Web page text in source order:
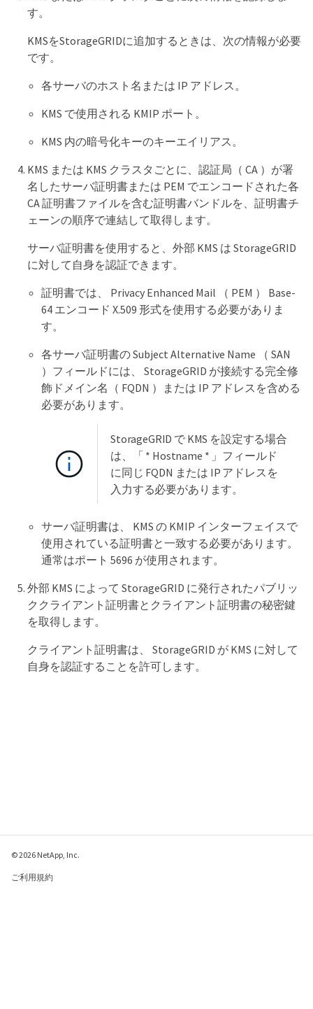
す。
KMSをStorageGRIDに追加するときは、次の情報が必要
です。
各サーバのホスト名または IP アドレス。
KMS で使用される KMIP ポート。
KMS 内の暗号化キーのキーエイリアス。
KMS または KMS クラスタごとに、認証局（ CA ）が署
名したサーバ証明書または PEM でエンコードされた各
CA 証明書ファイルを含む証明書バンドルを、証明書チ
ェーンの順序で連結して取得します。
サーバ証明書を使用すると、外部 KMS は StorageGRID
に対して自身を認証できます。
証明書では、 Privacy Enhanced Mail （ PEM ） Base-
64 エンコード X.509 形式を使用する必要がありま
す。
各サーバ証明書の Subject Alternative Name （ SAN
）フィールドには、 StorageGRID が接続する完全修
飾ドメイン名（ FQDN ）または IP アドレスを含める
必要があります。
StorageGRID で KMS を設定する場合
は、「 * Hostname * 」フィールド
に同じ FQDN または IP アドレスを
入力する必要があります。
サーバ証明書は、 KMS の KMIP インターフェイスで
使用されている証明書と一致する必要があります。
通常はポート 5696 が使用されます。
外部 KMS によって StorageGRID に発行されたパブリッ
ククライアント証明書とクライアント証明書の秘密鍵
を取得します。
クライアント証明書は、 StorageGRID が KMS に対して
自身を認証することを許可します。
© 2026 NetApp, Inc.
ご利用規約